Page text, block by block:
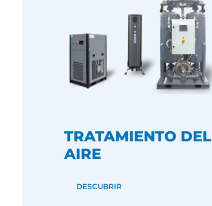
TRATAMIENTO DEL
AIRE
DESCUBRIR